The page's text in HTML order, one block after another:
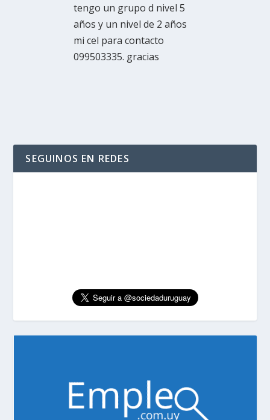
tengo un grupo d nivel 5
años y un nivel de 2 años
mi cel para contacto
099503335. gracias
SEGUINOS EN REDES